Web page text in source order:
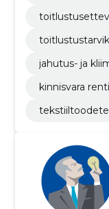
jahutus- ja
kinnisvara